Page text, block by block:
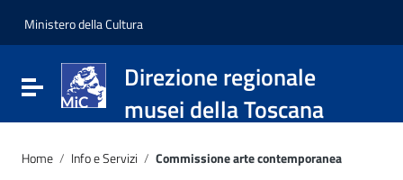
Vai al menu di navigazione
Vai al footer
Ministero della Cultura
Attiva / disattiva la navigazione
Direzione regionale
musei della Toscana
Home / Info e Servizi / Commissione arte contemporanea